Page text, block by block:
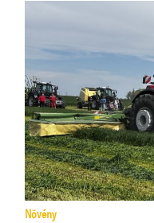
Növény